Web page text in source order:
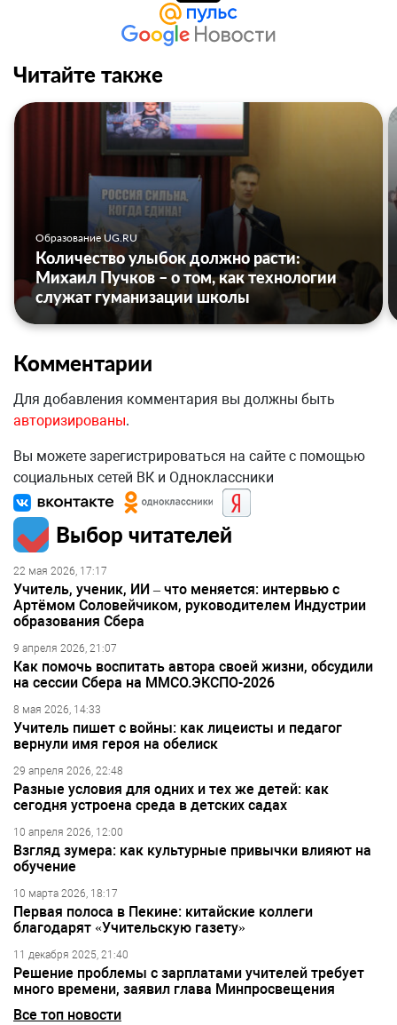
Читайте также
Образование UG.RU
Количество улыбок должно расти:
Михаил Пучков – о том, как технологии
служат гуманизации школы
Комментарии
Для добавления комментария вы должны быть
авторизированы.
Вы можете зарегистрироваться на сайте с помощью
социальных сетей ВК и Одноклассники
Выбор читателей
22 мая 2026, 17:17
Учитель, ученик, ИИ – что меняется: интервью с
Артёмом Соловейчиком, руководителем Индустрии
образования Сбера
9 апреля 2026, 21:07
Как помочь воспитать автора своей жизни, обсудили
на сессии Сбера на ММСО.ЭКСПО-2026
8 мая 2026, 14:33
Учитель пишет с войны: как лицеисты и педагог
вернули имя героя на обелиск
29 апреля 2026, 22:48
Разные условия для одних и тех же детей: как
сегодня устроена среда в детских садах
10 апреля 2026, 12:00
Взгляд зумера: как культурные привычки влияют на
обучение
10 марта 2026, 18:17
Первая полоса в Пекине: китайские коллеги
благодарят «Учительскую газету»
11 декабря 2025, 21:40
Решение проблемы с зарплатами учителей требует
много времени, заявил глава Минпросвещения
Все топ новости